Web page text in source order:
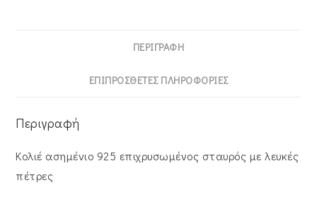
ΠΕΡΙΓΡΑΦΉ
ΕΠΙΠΡΌΣΘΕΤΕΣ ΠΛΗΡΟΦΟΡΊΕΣ
Περιγραφή
Κολιέ ασημένιο 925 επιχρυσωμένος σταυρός με λευκές
πέτρες